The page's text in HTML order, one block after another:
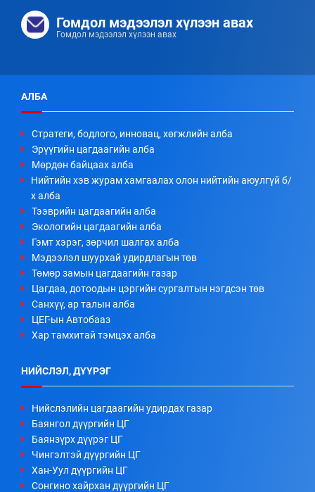
Гомдол мэдээлэл хүлээн авах
Гомдол мэдээлэл хүлээн авах
АЛБА
Стратеги, бодлого, инновац, хөгжлийн алба
Эрүүгийн цагдаагийн алба
Мөрдөн байцаах алба
Нийтийн хэв журам хамгаалах олон нийтийн аюулгүй б/
х алба
Тээврийн цагдаагийн алба
Экологийн цагдаагийн алба
Гэмт хэрэг, зөрчил шалгах алба
Мэдээлэл шуурхай удирдлагын төв
Төмөр замын цагдаагийн газар
Цагдаа, дотоодын цэргийн сургалтын нэгдсэн төв
Санхүү, ар талын алба
ЦЕГ-ын Автобааз
Хар тамхитай тэмцэх алба
НИЙСЛЭЛ, ДҮҮРЭГ
Нийслэлийн цагдаагийн удирдах газар
Баянгол дүүргийн ЦГ
Баянзүрх дүүрэг ЦГ
Чингэлтэй дүүргийн ЦГ
Хан-Уул дүүргийн ЦГ
Сонгино хайрхан дүүргийн ЦГ